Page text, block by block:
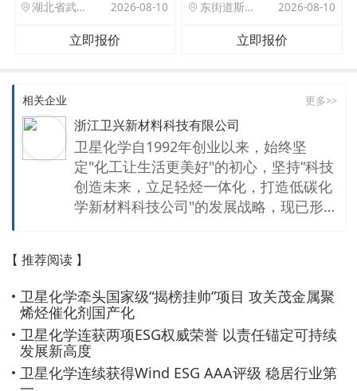
湖北省武汉市洪山区珞狮路122号武汉理工大孵化楼B座1701室 2026-08-10
立即报价
东街道斯村众杰路二号 2026-08-10
立即报价
相关企业 更多>>
浙江卫兴新材料科技有限公司
卫星化学自1992年创业以来，始终坚
定"化工让生活更美好"的初心，坚持“科技
创造未来，立足轻烃一体化，打造低碳化
学新材料科技公司"的发展战略，现已形
品、氢能利用、二氧化碳综合利用等方面
持续研发与创新，产品广泛应用于航空航
天、新能源汽车、电子芯片、医疗卫生等
领域，以不断拓展的化学新材料生态圈，
与世界分享化学之美。 卫星使命 化工让
生活更美好 企业愿景 百年卫星 卓越标杆
核心价值观 个人与企业共同发展 企业与
【 推荐阅读 】
卫星化学牵头国家级“揭榜挂帅”项目 攻关茂金属聚
烯烃催化剂国产化
卫星化学连获两项ESG权威荣誉 以责任锚定可持续
发展新高度
卫星化学连续获得Wind ESG AAA评级 稳居行业第